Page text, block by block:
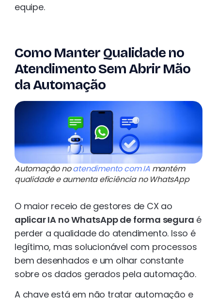
equipe.
Como Manter Qualidade no
Atendimento Sem Abrir Mão
da Automação
Automação noatendimento com IAmantém
qualidade e aumenta eficiência no WhatsApp
O maior receio de gestores de CX ao
aplicar IA no WhatsApp de forma segura é
perder a qualidade do atendimento. Isso é
legítimo, mas solucionável com processos
bem desenhados e um olhar constante
sobre os dados gerados pela automação.
A chave está em não tratar automação e